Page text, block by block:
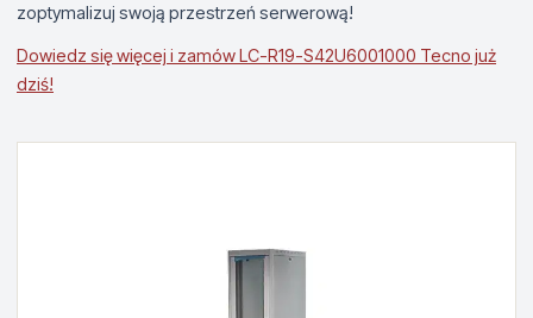
zoptymalizuj swoją przestrzeń serwerową!
Dowiedz się więcej i zamów LC-R19-S42U6001000 Tecno już
dziś!